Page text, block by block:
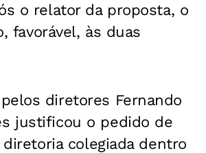
o relator da proposta, o
favorável, às duas
diretores Fernando
justificou o pedido de
colegiada dentro